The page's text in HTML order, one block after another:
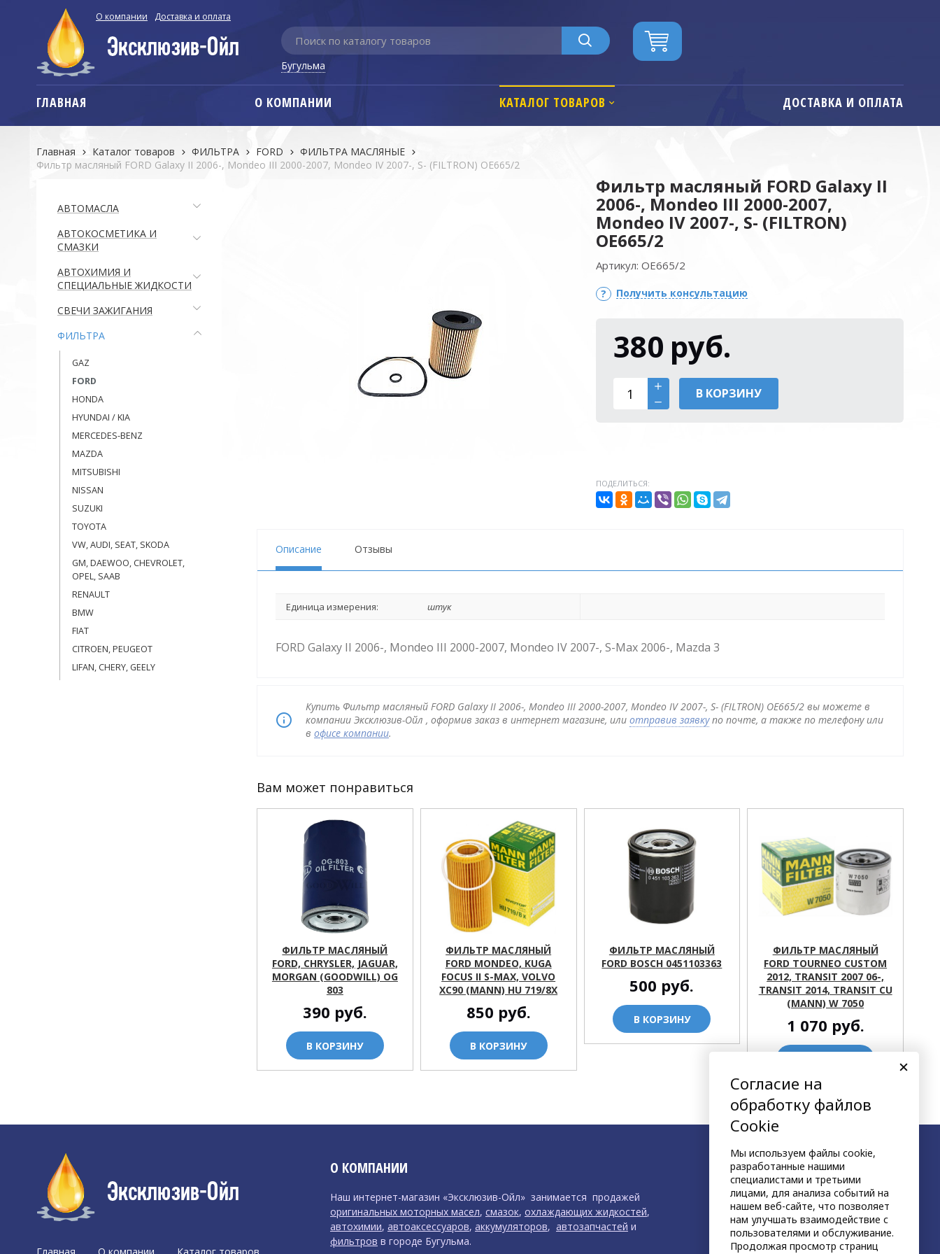
О компании Доставка и оплата
Бугульма
ГЛАВНАЯ О КОМПАНИИ КАТАЛОГ ТОВАРОВ ДОСТАВКА И ОПЛАТА
Главная Каталог товаров ФИЛЬТРА FORD
ФИЛЬТРА MАСЛЯНЫЕ
Фильтр масляный FORD Galaxy II 2006-, Mondeo III 2000-2007, Mondeo IV 2007-, S- (FILTRON) OE665/2
АВТОМАСЛА
АВТОКОСМЕТИКА И
СМАЗКИ
АВТОХИМИЯ И
СПЕЦИАЛЬНЫЕ ЖИДКОСТИ
СВЕЧИ ЗАЖИГАНИЯ
ФИЛЬТРА
GAZ
FORD
HONDA
HYUNDAI / KIA
MERCEDES-BENZ
MAZDA
MITSUBISHI
NISSAN
SUZUKI
TOYOTA
VW, AUDI, SEAT, SKODA
GM, DAEWOO, CHEVROLET,
OPEL, SAAB
RENAULT
BMW
FIAT
CITROEN, PEUGEOT
LIFAN, CHERY, GEELY
Фильтр масляный FORD Galaxy II
2006-, Mondeo III 2000-2007,
Mondeo IV 2007-, S- (FILTRON)
OE665/2
Артикул: OE665/2
Получить консультацию
380 руб.
В КОРЗИНУ
ПОДЕЛИТЬСЯ:
Описание Отзывы
Единица измерения: штук
FORD Galaxy II 2006-, Mondeo III 2000-2007, Mondeo IV 2007-, S-Max 2006-, Mazda 3
Купить Фильтр масляный FORD Galaxy II 2006-, Mondeo III 2000-2007, Mondeo IV 2007-, S- (FILTRON) OE665/2 вы можете в
компании Эксклюзив-Ойл , оформив заказ в интернет магазине, или отправив заявкупо почте, а также по телефону или
в офисе компании.
Вам может понравиться
ФИЛЬТР МАСЛЯНЫЙ
FORD, CHRYSLER, JAGUAR,
MORGAN (GOODWILL) OG
803
390 руб.
В КОРЗИНУ
ФИЛЬТР МАСЛЯНЫЙ
FORD MONDEO, KUGA
FOCUS II S-MAX, VOLVO
XC90 (MANN) HU 719/8X
850 руб.
В КОРЗИНУ
ФИЛЬТР МАСЛЯНЫЙ
FORD BOSCH 0451103363
500 руб.
В КОРЗИНУ
ФИЛЬТР МАСЛЯНЫЙ
FORD TOURNEO CUSTOM
2012, TRANSIT 2007 06-,
TRANSIT 2014, TRANSIT CU
(MANN) W 7050
1 070 руб.
О КОМПАНИИ
Наш интернет-магазин «Эксклюзив-Ойл» занимается продажей
оригинальных моторных масел, смазок, охлаждающих жидкостей,
автохимии, автоаксессуаров, аккумуляторов, автозапчастей и
фильтров в городе Бугульма.
Согласие на
обработку файлов
Cookie
Мы используем файлы cookie,
разработанные нашими
специалистами и третьими
лицами, для анализа событий на
нашем веб-сайте, что позволяет
нам улучшать взаимодействие с
пользователями и обслуживание.
Продолжая просмотр страниц